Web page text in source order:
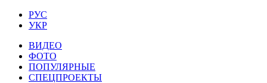
РУС
УКР
ВИДЕО
ФОТО
ПОПУЛЯРНЫЕ
СПЕЦПРОЕКТЫ